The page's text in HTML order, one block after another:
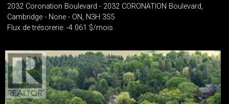
2032 Coronation Boulevard - 2032 CORONATION Boulevard,
Cambridge - None - ON, N3H 3S5
Flux de trésorerie: -4 061 $/mois